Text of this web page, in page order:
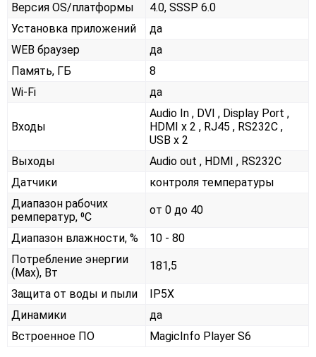
Версия OS/платформы
4.0, SSSP 6.0
Установка приложений
да
WEB браузер
да
Память, ГБ
8
Wi-Fi
да
Входы
Audio In , DVI , Display Port ,
HDMI x 2 , RJ45 , RS232С ,
USB x 2
Выходы
Audio out , HDMI , RS232С
Датчики
контроля температуры
Диапазон рабочих
ремператур, ⁰С
от 0 до 40
Диапазон влажности, %
10 - 80
Потребление энергии
(Max), Вт
181,5
Защита от воды и пыли
IP5X
Динамики
да
Встроенное ПО
MagicInfo Player S6